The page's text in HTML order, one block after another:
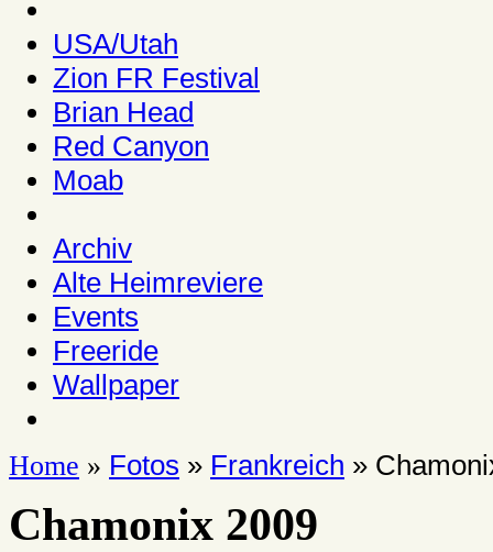
USA/Utah
Zion FR Festival
Brian Head
Red Canyon
Moab
Archiv
Alte Heimreviere
Events
Freeride
Wallpaper
Home » Fotos » Frankreich »
Chamonix 2009